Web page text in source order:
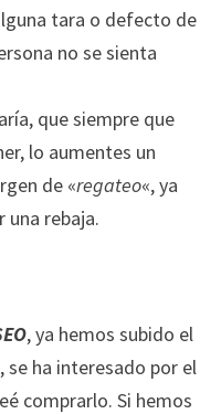
tara o defecto de
no se sienta
que siempre que
lo aumentes un
de «regateo«, ya
una rebaja.
, ya hemos subido el
ha interesado por el
comprarlo. Si hemos